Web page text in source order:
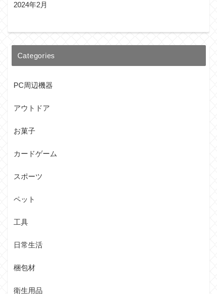
2024年2月
Categories
PC周辺機器
アウトドア
お菓子
カードゲーム
スポーツ
ペット
工具
日常生活
梱包材
衛生用品